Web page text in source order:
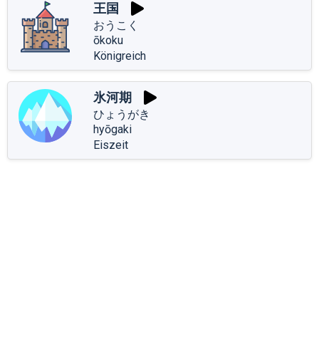
王国
おうこく
ōkoku
Königreich
氷河期
ひょうがき
hyōgaki
Eiszeit